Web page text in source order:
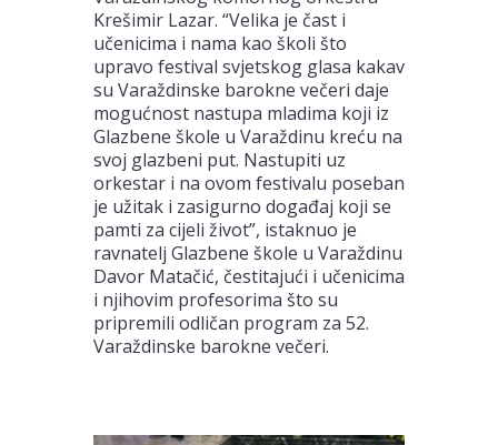
Krešimir Lazar. “Velika je čast i
učenicima i nama kao školi što
upravo festival svjetskog glasa kakav
su Varaždinske barokne večeri daje
mogućnost nastupa mladima koji iz
Glazbene škole u Varaždinu kreću na
svoj glazbeni put. Nastupiti uz
orkestar i na ovom festivalu poseban
je užitak i zasigurno događaj koji se
pamti za cijeli život”, istaknuo je
ravnatelj Glazbene škole u Varaždinu
Davor Matačić, čestitajući i učenicima
i njihovim profesorima što su
pripremili odličan program za 52.
Varaždinske barokne večeri.